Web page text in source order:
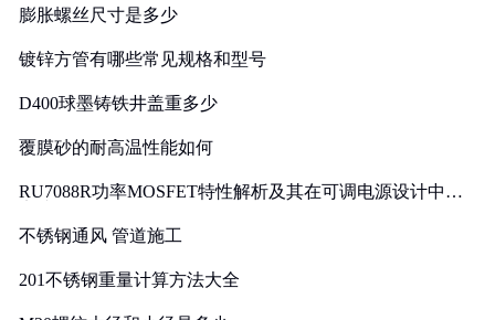
膨胀螺丝尺寸是多少
镀锌方管有哪些常见规格和型号
D400球墨铸铁井盖重多少
覆膜砂的耐高温性能如何
RU7088R功率MOSFET特性解析及其在可调电源设计中的
不锈钢通风 管道施工
201不锈钢重量计算方法大全